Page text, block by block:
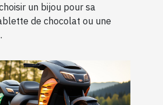
un bijou pour sa
de chocolat ou une